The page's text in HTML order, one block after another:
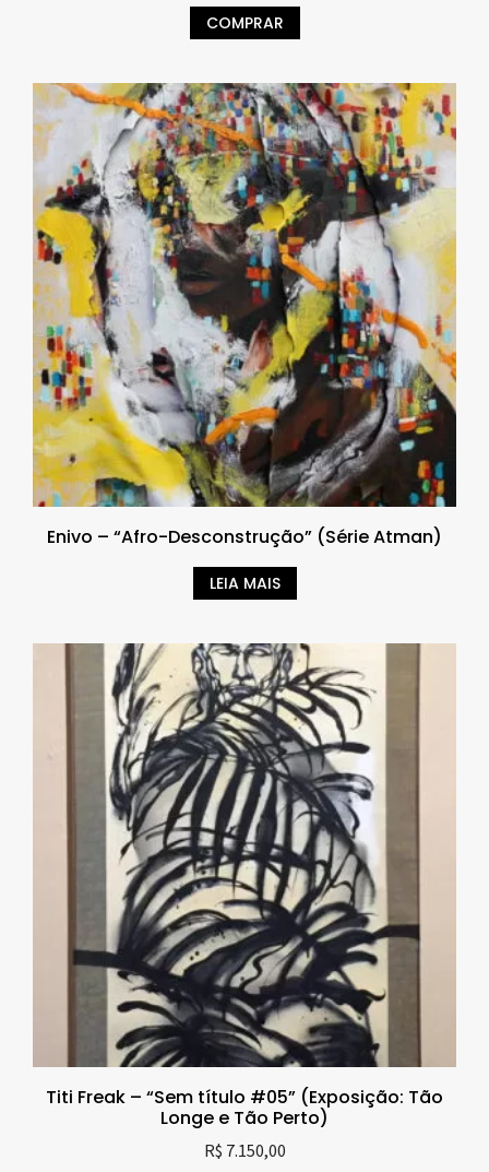
COMPRAR
Enivo – “Afro-Desconstrução” (Série Atman)
LEIA MAIS
Titi Freak – “Sem título #05” (Exposição: Tão
Longe e Tão Perto)
R$ 7.150,00